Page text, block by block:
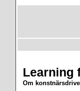
Learning
Om